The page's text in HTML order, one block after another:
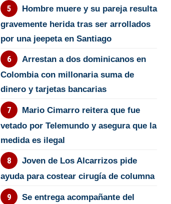
Hombre muere y su pareja resulta
gravemente herida tras ser arrollados
por una jeepeta en Santiago
Arrestan a dos dominicanos en
Colombia con millonaria suma de
dinero y tarjetas bancarias
Mario Cimarro reitera que fue
vetado por Telemundo y asegura que la
medida es ilegal
Joven de Los Alcarrizos pide
ayuda para costear cirugía de columna
Se entrega acompañante del